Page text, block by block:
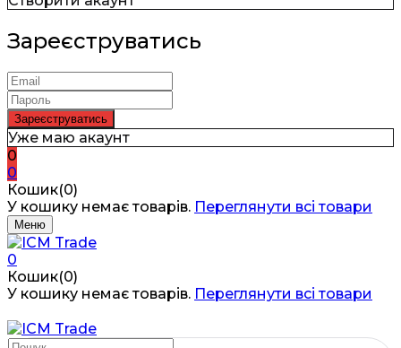
Зареєструватись
Уже маю акаунт
0
0
Кошик(0)
У кошику немає товарів. Переглянути всі товари
Меню
0
Кошик(0)
У кошику немає товарів. Переглянути всі товари